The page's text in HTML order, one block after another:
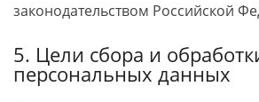
законодательством Российской
5. Цели сбора и
персональных данных